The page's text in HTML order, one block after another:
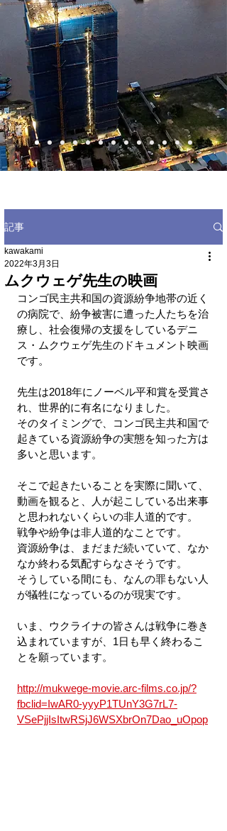
記事
ムクウェゲ先生の映画
kawakami
2022年3月3日
コンゴ民主共和国の資源紛争地帯の近く
の病院で、紛争被害に遭った人たちを治
療し、社会復帰の支援をしているデニ
ス・ムクウェゲ先生のドキュメント映画
です。
先生は2018年にノーベル平和賞を受賞さ
れ、世界的に有名になりました。
そのタイミングで、コンゴ民主共和国で
起きている資源紛争の実態を知った方は
多いと思います。
そこで起きたいることを実際に聞いて、
動画を観ると、人が起こしている出来事
と思われないくらいの非人道的です。
戦争や紛争は非人道的なことです。
資源紛争は、まだまだ続いていて、なか
なか終わる気配すらなさそうです。
そうしている間にも、なんの罪もない人
が犠牲になっているのが現実です。
いま、ウクライナの皆さんは戦争に巻き
込まれていますが、1日も早く終わるこ
とを願っています。
http://mukwege-movie.arc-films.co.jp/?
fbclid=IwAR0-yyyP1TUnY3G7rL7-
VSePjjIsItwRSjJ6WSXbrOn7Dao_uOpop